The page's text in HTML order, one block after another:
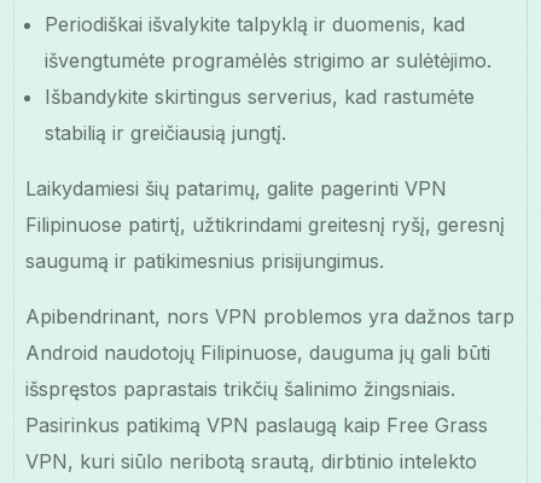
Periodiškai išvalykite talpyklą ir duomenis, kad
išvengtumėte programėlės strigimo ar sulėtėjimo.
Išbandykite skirtingus serverius, kad rastumėte
stabilią ir greičiausią jungtį.
Laikydamiesi šių patarimų, galite pagerinti VPN
Filipinuose patirtį, užtikrindami greitesnį ryšį, geresnį
saugumą ir patikimesnius prisijungimus.
Apibendrinant, nors VPN problemos yra dažnos tarp
Android naudotojų Filipinuose, dauguma jų gali būti
išspręstos paprastais trikčių šalinimo žingsniais.
Pasirinkus patikimą VPN paslaugą kaip Free Grass
VPN, kuri siūlo neribotą srautą, dirbtinio intelekto